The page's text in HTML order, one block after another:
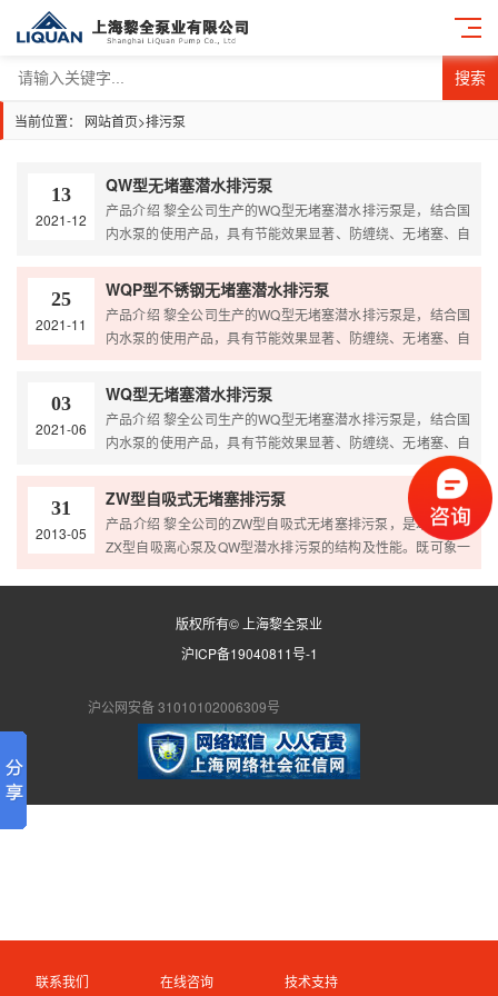
搜索
当前位置： 网站首页>排污泵
13
2021-12
QW型无堵塞潜水排污泵
产品介绍 黎全公司生产的WQ型无堵塞潜水排污泵是，结合国
内水泵的使用产品，具有节能效果显著、防缠绕、无堵塞、自
面，。 WQ型无堵塞潜水排污泵采用独特叶轮结构和新型机械
密封，能有效地输送含有固体物和长纤维。叶轮与传统叶轮相
比，该泵叶轮采用单流道或双流道形式，它类似于一截面大小
相同的弯管，具有好的过流性，配以合理的蜗室，使得该泵具
25
2021-11
WQP型不锈钢无堵塞潜水排污泵
产品介绍 黎全公司生产的WQ型无堵塞潜水排污泵是，结合国
内水泵的使用产品，具有节能效果显著、防缠绕、无堵塞、自
动安装和自动控制等特点。在排送固体颗粒和长纤维垃圾方
面，。 WQ型无堵塞潜水排污泵采用独特叶轮结构和新型机械
密封，能有效地输送含有固体物和长纤维。叶轮与传统叶轮相
比，该泵叶轮采用单流道或双流道形式，它类似于一截面大小
相同的弯管，具有好的过流性，配以合理的蜗室，使得该泵具
有效率高、叶轮经动静…
03
2021-06
WQ型无堵塞潜水排污泵
产品介绍 黎全公司生产的WQ型无堵塞潜水排污泵是，结合国
内水泵的使用产品，具有节能效果显著、防缠绕、无堵塞、自
动安装和自动控制等特点。在排送固体颗粒和长纤维垃圾方
面，。 WQ型无堵塞潜水排污泵采用独特叶轮结构和新型机械
密封，能有效地输送含有固体物和长纤维。叶轮与传统叶轮相
比，该泵叶轮采用单流道或双流道形式，它类似于一截面大小
相同的弯管，具有好的过流性，配以合理的蜗室，使得该泵具
有效率高、叶轮经动静…
31
2013-05
ZW型自吸式无堵塞排污泵
产品介绍 黎全公司的ZW型自吸式无堵塞排污泵，是本司根据
ZX型自吸离心泵及QW型潜水排污泵的结构及性能。既可象一
般清水自吸泵那样不需安装底阀，不需灌引水，又可抽吸含有
倍的污物、沉淀物、废矿杂质、粪便处理及一切工程污水物和
修，具有广阔的应用市场和发展前景 产品原理 ZW自吸泵,…
版权所有© 上海黎全泵业
沪ICP备19040811号-1
沪公网安备 31010102006309号
联系我们 在线咨询 技术支持